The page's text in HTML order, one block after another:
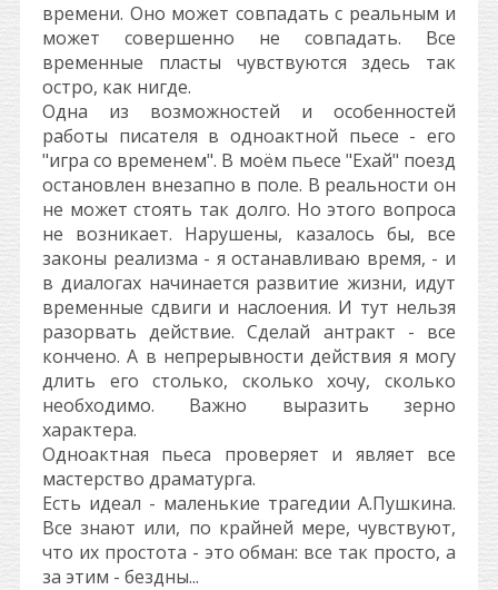
времени. Оно может совпадать с реальным и
может совершенно не совпадать. Все
временные пласты чувствуются здесь так
остро, как нигде.
Одна из возможностей и особенностей
работы писателя в одноактной пьесе - его
"игра со временем". В моём пьесе "Ехай" поезд
остановлен внезапно в поле. В реальности он
не может стоять так долго. Но этого вопроса
не возникает. Нарушены, казалось бы, все
законы реализма - я останавливаю время, - и
в диалогах начинается развитие жизни, идут
временные сдвиги и наслоения. И тут нельзя
разорвать действие. Сделай антракт - все
кончено. А в непрерывности действия я могу
длить его столько, сколько хочу, сколько
необходимо. Важно выразить зерно
характера.
Одноактная пьеса проверяет и являет все
мастерство драматурга.
Есть идеал - маленькие трагедии А.Пушкина.
Все знают или, по крайней мере, чувствуют,
что их простота - это обман: все так просто, а
за этим - бездны...